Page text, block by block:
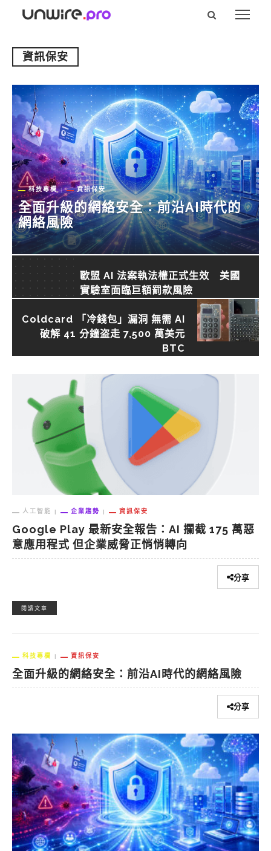
資訊保安
科技專欄 資訊保安
全面升級的網絡安全：前沿AI時代的
網絡風險
歐盟 AI 法案執法權正式生效 美國
實驗室面臨巨額罰款風險
Coldcard 「冷錢包」漏洞 無需 AI
破解 41 分鐘盗走 7,500 萬美元
BTC
人工智能 企業趨勢 資訊保安
Google Play 最新安全報告：AI 攔截 175 萬惡
意應用程式 但企業威脅正悄悄轉向
分享
閱讀文章
科技專欄 資訊保安
全面升級的網絡安全：前沿AI時代的網絡風險
分享